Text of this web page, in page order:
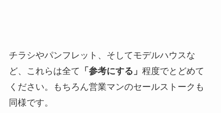
チラシやパンフレット、そしてモデルハウスな
ど、これらは全て 「参考にする」 程度でとどめて
ください。もちろん営業マンのセールストークも
同様です。